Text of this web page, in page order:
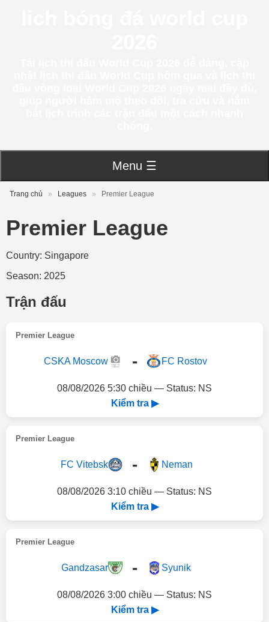
Menu ☰
Trang chủ » Leagues » Premier League
Premier League
Country: Singapore
Season: 2025
Trận đấu
Premier League
CSKA Moscow - FC Rostov
08/08/2026 5:30 chiều — Status: NS
Kiểm tra ▶
Premier League
FC Vitebsk - Neman
08/08/2026 3:10 chiều — Status: NS
Kiểm tra ▶
Premier League
Gandzasar - Syunik
08/08/2026 3:00 chiều — Status: NS
Kiểm tra ▶